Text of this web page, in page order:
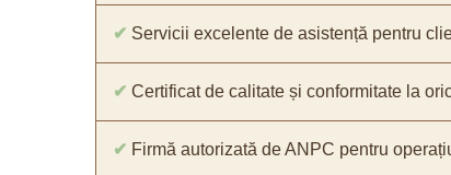
✔ Servicii excelente de asistență pentru
✔ Certificat de calitate și conformitate la
✔ Firmă autorizată de ANPC pentru